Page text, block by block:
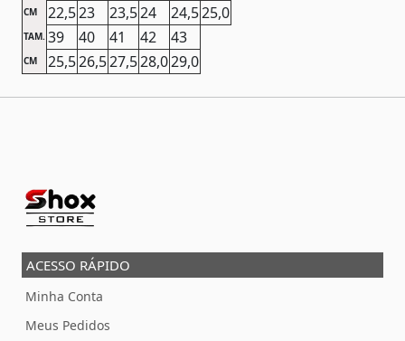
CM 22,523 23,524 24,525,0
TAM. 39 40 41 42 43
CM 25,526,527,528,029,0
ACESSO RÁPIDO
Minha Conta
Meus Pedidos